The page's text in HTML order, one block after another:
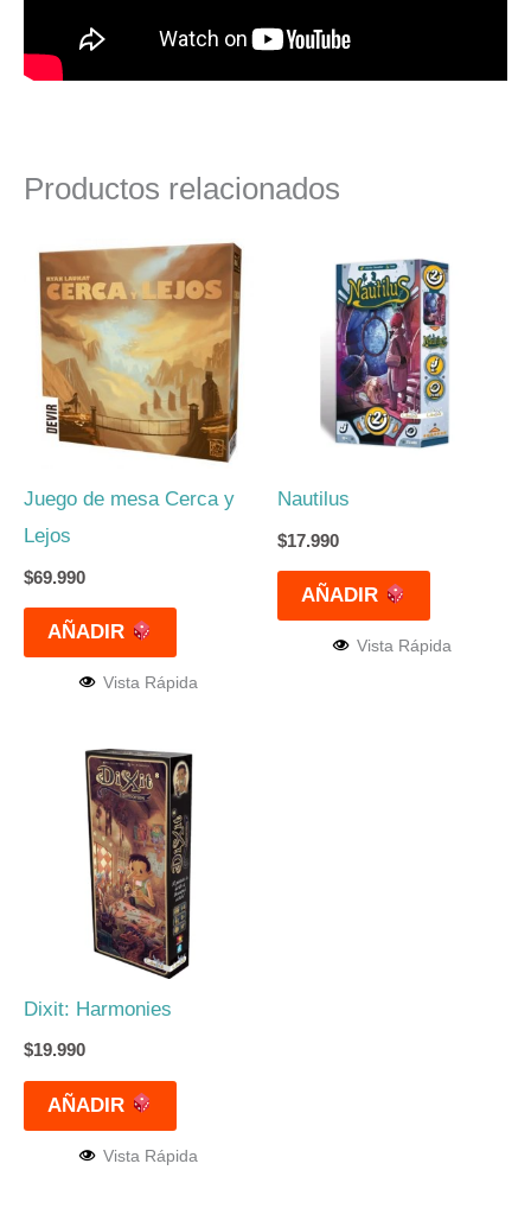
Productos relacionados
Juego de mesa Cerca y
Lejos
$69.990
AÑADIR
Vista Rápida
Nautilus
$17.990
AÑADIR
Vista Rápida
Dixit: Harmonies
$19.990
AÑADIR
Vista Rápida